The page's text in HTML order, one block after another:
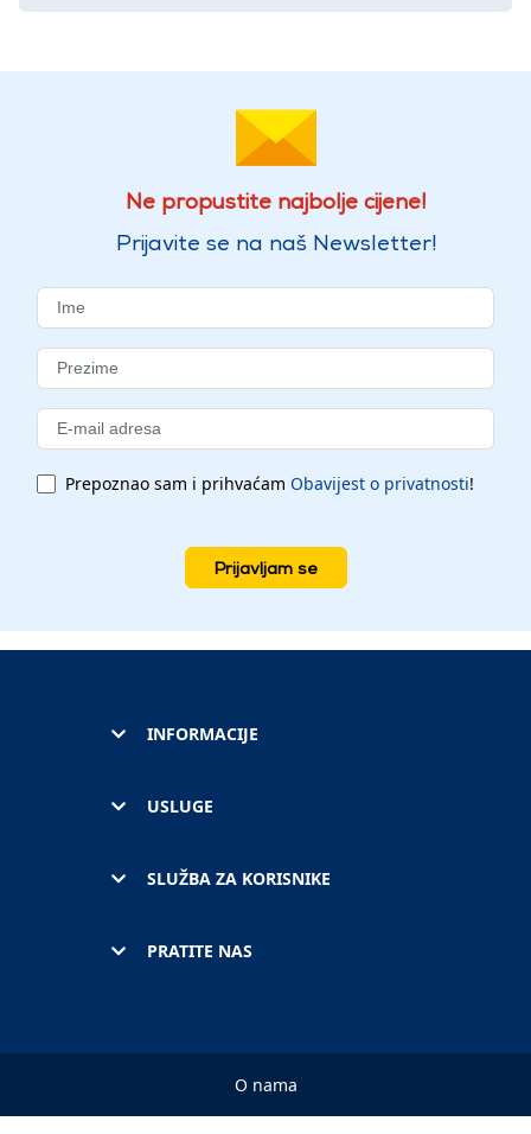
Ne propustite najbolje cijene!
Prijavite se na naš Newsletter!
Prepoznao sam i prihvaćam Obavijest o privatnosti!
Prijavljam se
INFORMACIJE
USLUGE
SLUŽBA ZA KORISNIKE
PRATITE NAS
O nama